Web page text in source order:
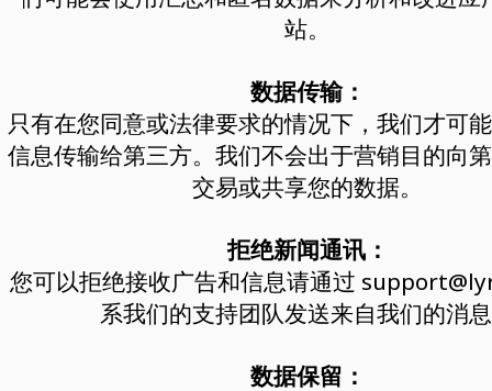
站。
数据传输：
只有在您同意或法律要求的情况下，我们才可
信息传输给第三方。我们不会出于营销目的向
交易或共享您的数据。
拒绝新闻通讯：
您可以拒绝接收广告和信息请通过
系我们的支持团队发送来自我们的消
数据保留：